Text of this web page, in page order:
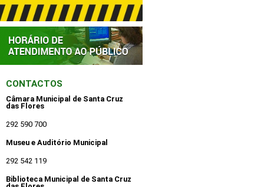
CONTACTOS
Câmara Municipal de Santa Cruz
das Flores
292 590 700
Museu e Auditório Municipal
292 542 119
Biblioteca Municipal de Santa Cruz